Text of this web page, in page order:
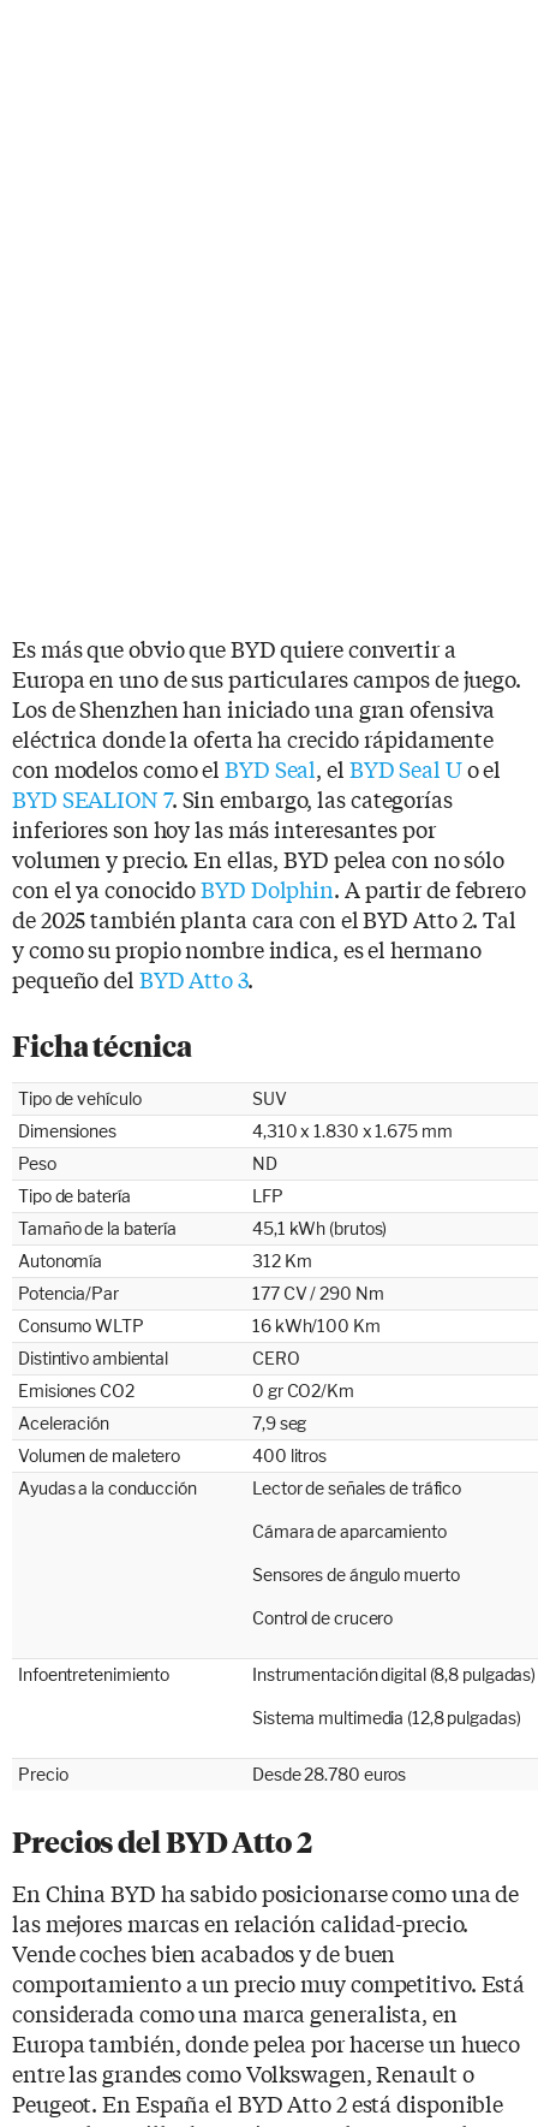
Es más que obvio que BYD quiere convertir a
Europa en uno de sus particulares campos de juego.
Los de Shenzhen han iniciado una gran ofensiva
eléctrica donde la oferta ha crecido rápidamente
con modelos como el BYD Seal, el BYD Seal Uo el
BYD SEALION 7. Sin embargo, las categorías
inferiores son hoy las más interesantes por
volumen y precio. En ellas, BYD pelea con no sólo
con el ya conocidoBYD Dolphin. A partir de febrero
de 2025 también planta cara con el BYD Atto 2. Tal
y como su propio nombre indica, es el hermano
pequeño del BYD Atto 3.
Ficha técnica
Tipo de vehículo
SUV
Dimensiones
4,310 x 1.830 x 1.675 mm
Peso
ND
Tipo de batería
LFP
Tamaño de la batería
45,1 kWh (brutos)
Autonomía
312 Km
Potencia/Par
177 CV / 290 Nm
Consumo WLTP
16 kWh/100 Km
Distintivo ambiental
CERO
Emisiones CO2
0 gr CO2/Km
Aceleración
7,9 seg
Volumen de maletero
400 litros
Ayudas a la conducción
Lector de señales de tráfico
Cámara de aparcamiento
Sensores de ángulo muerto
Control de crucero
Infoentretenimiento Instrumentación digital (8,8 pulgadas)
Sistema multimedia (12,8 pulgadas)
Precio Desde 28.780 euros
Precios del BYD Atto 2
En China BYD ha sabido posicionarse como una de
las mejores marcas en relación calidad-precio.
Vende coches bien acabados y de buen
comportamiento a un precio muy competitivo. Está
considerada como una marca generalista, en
Europa también, donde pelea por hacerse un hueco
entre las grandes como Volkswagen, Renault o
Peugeot. En España el BYD Atto 2 está disponible